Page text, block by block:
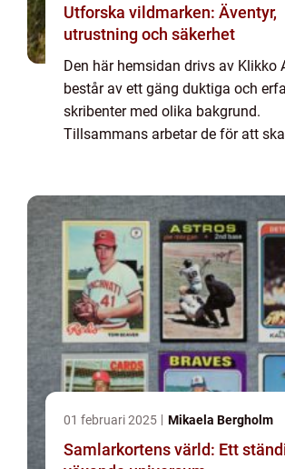
Utforska vildmarken: Äventyr,
utrustning och säkerhet
Den här hemsidan drivs av Klikko
består av ett gäng duktiga och
skribenter med olika bakgrund.
Tillsammans arbetar de för att
massa olika ...
01 februari 2025 Mikaela Bergholm
Samlarkortens värld: Ett